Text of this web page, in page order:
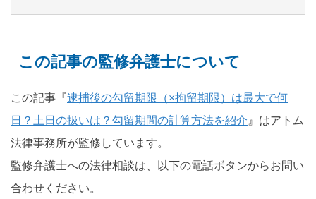
この記事の監修弁護士について
この記事『 逮捕後の勾留期限（×拘留期限）は最大で何
日？土日の扱いは？勾留期間の計算方法を紹介』はアトム
法律事務所が監修しています。
監修弁護士への法律相談は、以下の電話ボタンからお問い
合わせください。